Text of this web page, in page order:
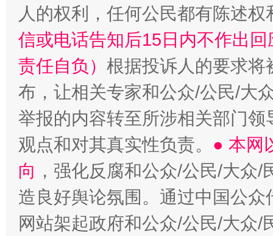
人的权利，任何公民都有陈述
信或电话告知后15日内不作出
责任自负） 根据投诉人的要求将
布，让相关专家和公众/公民/大
举报的内容转至所涉相关部门
观点和对其真实性负责。 ● 本网
向 ，强化反腐和公众/公民/大众
造良好舆论氛围。通过中国公
网站架起政府和公众/公民/大众